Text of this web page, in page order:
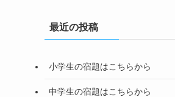
最近の投稿
小学生の宿題はこちらから
中学生の宿題はこちらから